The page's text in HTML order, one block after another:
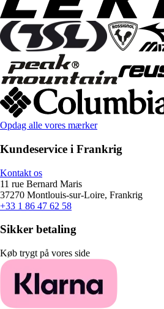
Opdag alle vores mærker
Kundeservice i Frankrig
Kontakt os
11 rue Bernard Maris
37270 Montlouis-sur-Loire, Frankrig
+33 1 86 47 62 58
Sikker betaling
Køb trygt på vores side